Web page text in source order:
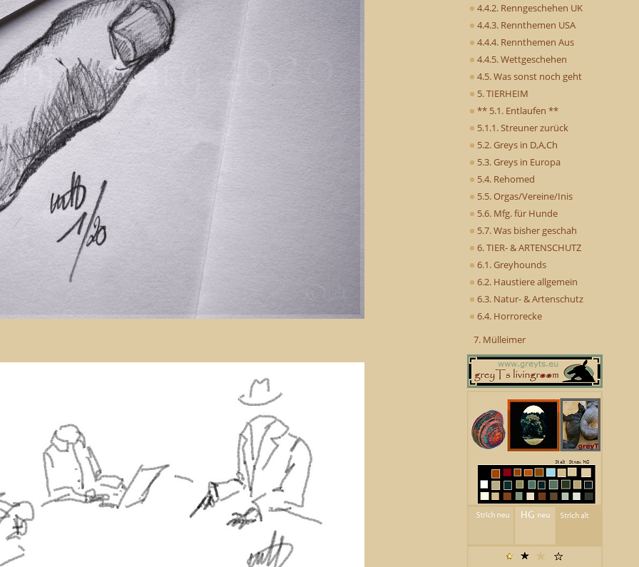
4.4.2. Renngeschehen UK
4.4.3. Rennthemen USA
4.4.4. Rennthemen Aus
4.4.5. Wettgeschehen
4.5. Was sonst noch geht
5. TIERHEIM
** 5.1. Entlaufen **
5.1.1. Streuner zurück
5.2. Greys in D,A,Ch
5.3. Greys in Europa
5.4. Rehomed
5.5. Orgas/Vereine/Inis
5.6. Mfg. für Hunde
5.7. Was bisher geschah
6. TIER- & ARTENSCHUTZ
6.1. Greyhounds
6.2. Haustiere allgemein
6.3. Natur- & Artenschutz
6.4. Horrorecke
7. Mülleimer